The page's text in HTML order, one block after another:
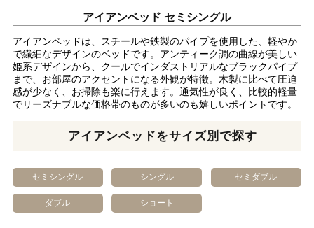
アイアンベッド セミシングル
アイアンベッドは、スチールや鉄製のパイプを使用した、軽やか
で繊細なデザインのベッドです。アンティーク調の曲線が美しい
姫系デザインから、クールでインダストリアルなブラックパイプ
まで、お部屋のアクセントになる外観が特徴。木製に比べて圧迫
感が少なく、お掃除も楽に行えます。通気性が良く、比較的軽量
でリーズナブルな価格帯のものが多いのも嬉しいポイントです。
アイアンベッドをサイズ別で探す
セミシングル シングル セミダブル
ダブル ショート